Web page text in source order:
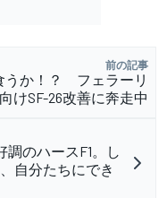
前の記事
うか！？ フェラーリ
けSF-26改善に奔走中
のハースF1。し
自分たちにでき